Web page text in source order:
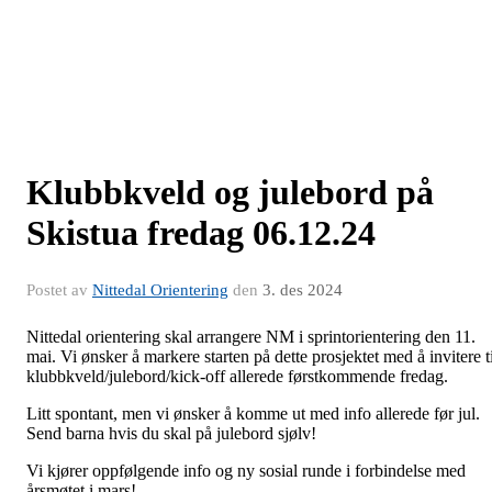
Klubbkveld og julebord på
Skistua fredag 06.12.24
Postet av Nittedal Orientering den 3. des 2024
Nittedal orientering skal arrangere NM i sprintorientering den 11.
mai. Vi ønsker å markere starten på dette prosjektet med å invitere
klubbkveld/julebord/kick-off allerede førstkommende fredag.
Litt spontant, men vi ønsker å komme ut med info allerede før jul.
Send barna hvis du skal på julebord sjølv!
Vi kjører oppfølgende info og ny sosial runde i forbindelse med